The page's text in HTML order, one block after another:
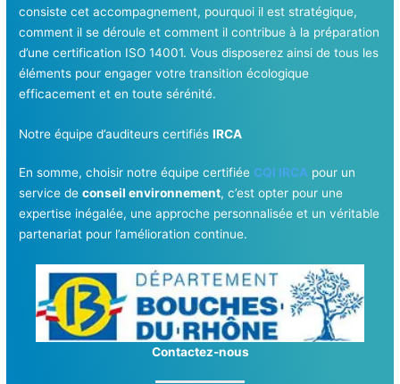
consiste cet accompagnement, pourquoi il est stratégique,
comment il se déroule et comment il contribue à la préparation
d’une certification ISO 14001. Vous disposerez ainsi de tous les
éléments pour engager votre transition écologique
efficacement et en toute sérénité.
Notre équipe d’auditeurs certifiésIRCA
En somme, choisir notre équipe certifiée CQI IRCA pour un
service deconseil environnement, c’est opter pour une
expertise inégalée, une approche personnalisée et un véritable
partenariat pour l’amélioration continue.
Contactez-nous